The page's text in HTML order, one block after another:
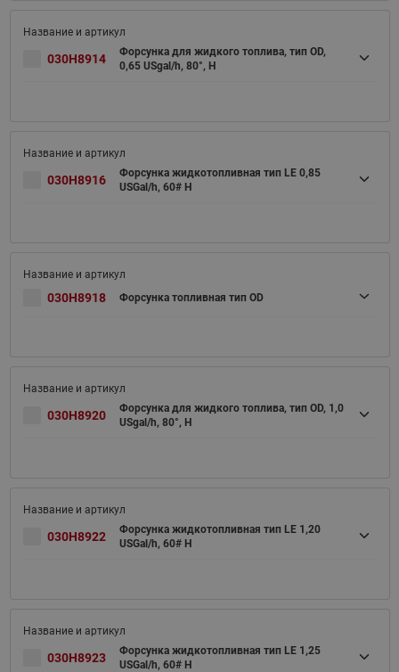
030H8914
Форсунка для жидкого топлива, тип OD,
0,65 USgal/h, 80°, H
030H8916
Форсунка жидкотопливная тип LE 0,85
USGal/h, 60# H
030H8918 Форсунка топливная тип OD
030H8920
Форсунка для жидкого топлива, тип OD, 1,0
USgal/h, 80°, H
030H8922
Форсунка жидкотопливная тип LE 1,20
USGal/h, 60# H
030H8923
Форсунка жидкотопливная тип LE 1,25
USGal/h, 60# H